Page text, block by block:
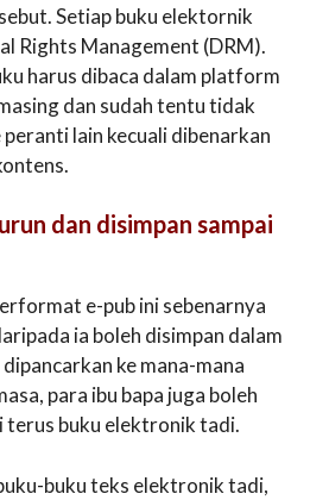
Setiap buku elektornik
Rights Management (DRM).
harus dibaca dalam platform
dan sudah tentu tidak
lain kecuali dibenarkan
dan disimpan sampai
e-pub ini sebenarnya
ia boleh disimpan dalam
ke mana-mana
para ibu bapa juga boleh
terus buku elektronik tadi.
buku teks elektronik tadi,